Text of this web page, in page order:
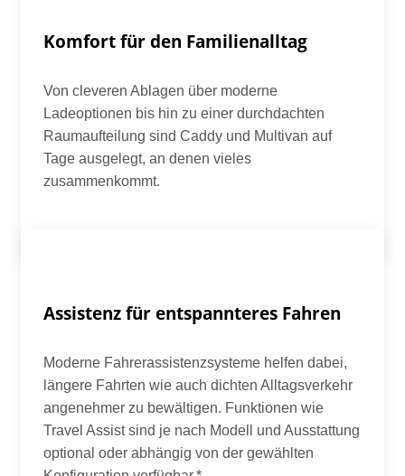
Komfort für den Familienalltag
Von cleveren Ablagen über moderne
Ladeoptionen bis hin zu einer durchdachten
Raumaufteilung sind Caddy und Multivan auf
Tage ausgelegt, an denen vieles
zusammenkommt.
Assistenz für entspannteres Fahren
Moderne Fahrerassistenzsysteme helfen dabei,
längere Fahrten wie auch dichten Alltagsverkehr
angenehmer zu bewältigen. Funktionen wie
Travel Assist sind je nach Modell und Ausstattung
optional oder abhängig von der gewählten